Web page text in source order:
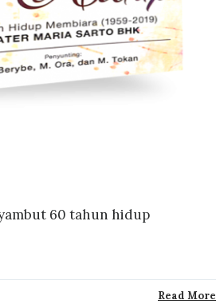
60 tahun hidup
Read More